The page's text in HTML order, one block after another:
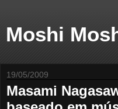
Moshi
19/05/2009
Masami